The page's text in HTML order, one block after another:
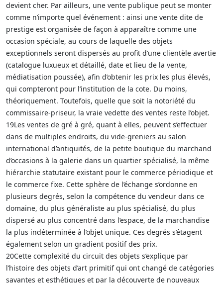
devient cher. Par ailleurs, une vente publique peut se monter
comme n’importe quel événement : ainsi une vente dite de
prestige est organisée de façon à apparaître comme une
occasion spéciale, au cours de laquelle des objets
exceptionnels seront dispersés au profit d’une clientèle avertie
(catalogue luxueux et détaillé, date et lieu de la vente,
médiatisation poussée), afin d’obtenir les prix les plus élevés,
qui compteront pour l’institution de la cote. Du moins,
théoriquement. Toutefois, quelle que soit la notoriété du
commissaire-priseur, la vraie vedette des ventes reste l’objet.
19Les ventes de gré à gré, quant à elles, peuvent s’effectuer
dans de multiples endroits, du vide-greniers au salon
international d’antiquités, de la petite boutique du marchand
d’occasions à la galerie dans un quartier spécialisé, la même
hiérarchie statutaire existant pour le commerce périodique et
le commerce fixe. Cette sphère de l’échange s’ordonne en
plusieurs degrés, selon la compétence du vendeur dans ce
domaine, du plus généraliste au plus spécialisé, du plus
dispersé au plus concentré dans l’espace, de la marchandise
la plus indéterminée à l’objet unique. Ces degrés s’étagent
également selon un gradient positif des prix.
20Cette complexité du circuit des objets s’explique par
l’histoire des objets d’art primitif qui ont changé de catégories
savantes et esthétiques et par la découverte de nouveaux